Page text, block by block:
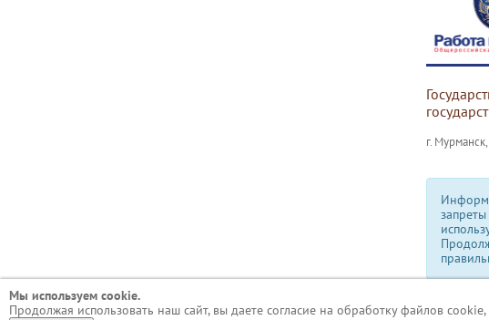
г.
Мы используем сookie.
Продолжая использовать наш сайт, вы даете согласие на обработку файлов